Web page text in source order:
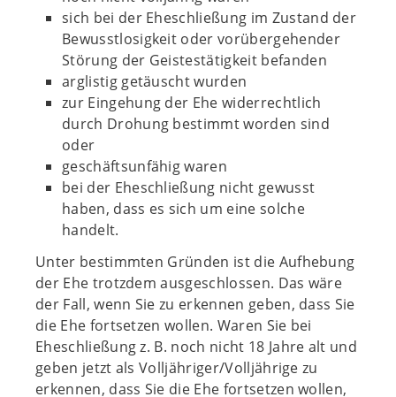
sich bei der Eheschließung im Zustand der
Bewusstlosigkeit oder vorübergehender
Störung der Geistestätigkeit befanden
arglistig getäuscht wurden
zur Eingehung der Ehe widerrechtlich
durch Drohung bestimmt worden sind
oder
geschäftsunfähig waren
bei der Eheschließung nicht gewusst
haben, dass es sich um eine solche
handelt.
Unter bestimmten Gründen ist die Aufhebung
der Ehe trotzdem ausgeschlossen. Das wäre
der Fall, wenn Sie zu erkennen geben, dass Sie
die Ehe fortsetzen wollen. Waren Sie bei
Eheschließung z. B. noch nicht 18 Jahre alt und
geben jetzt als Volljähriger/Volljährige zu
erkennen, dass Sie die Ehe fortsetzen wollen,